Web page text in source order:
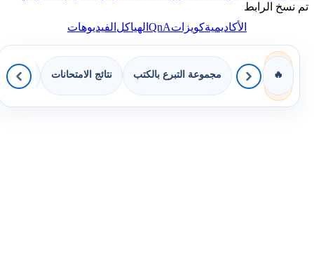
تم نسخ الرابط
الأكاديميةكويزاتQnAالهياكلالفيديوهات
🔥 مجموعة التبرع بالكتب نتائج الامتحانات